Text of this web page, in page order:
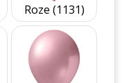
Roze (1131)